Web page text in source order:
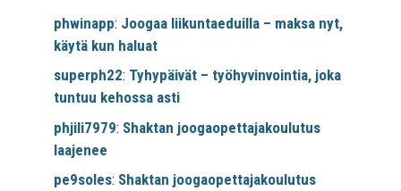
phwinapp: Joogaa liikuntaeduilla – maksa nyt,
käytä kun haluat
superph22: Tyhypäivät – työhyvinvointia, joka
tuntuu kehossa asti
phjili7979: Shaktan joogaopettajakoulutus
laajenee
pe9soles: Shaktan joogaopettajakoulutus